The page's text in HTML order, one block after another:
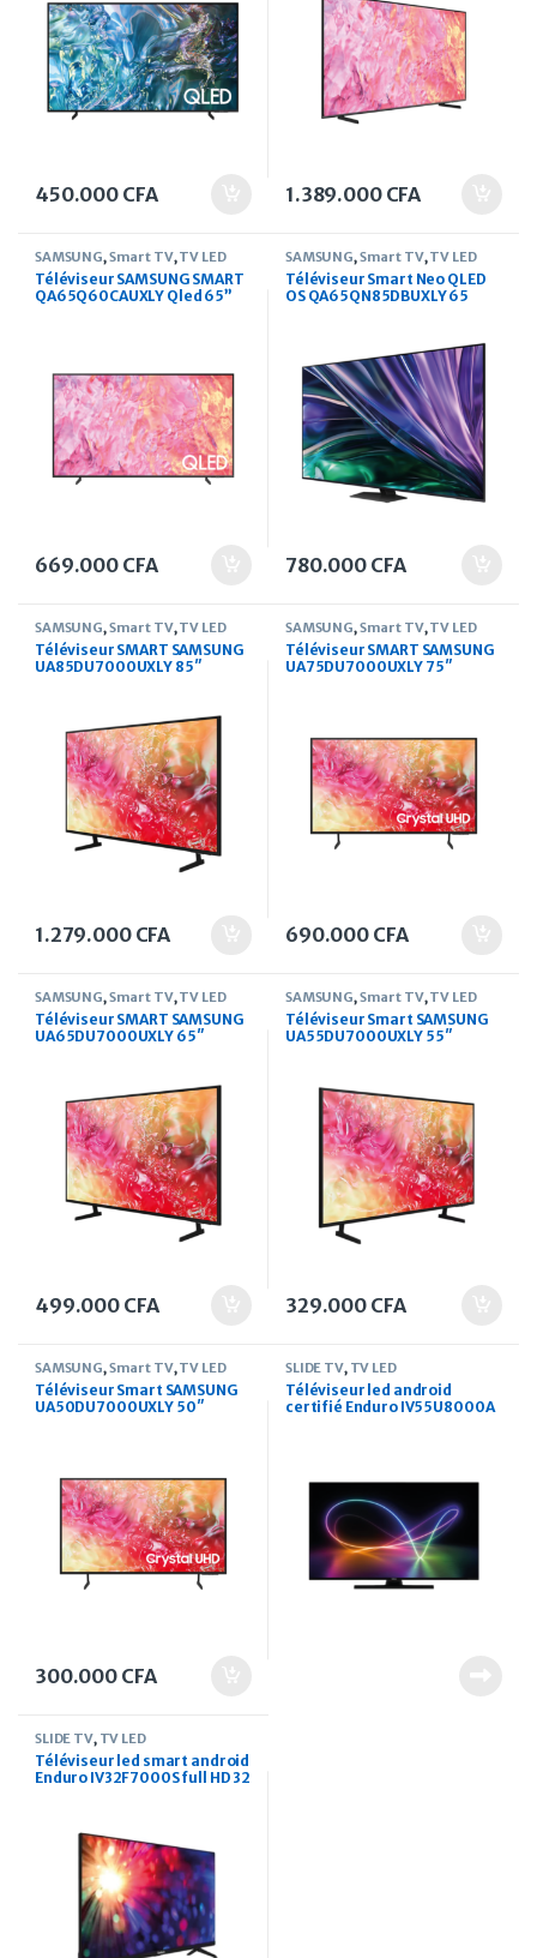
450.000 CFA 1.389.000 CFA
SAMSUNG,Smart TV,TV LED
Téléviseur SAMSUNG SMART
QA65Q60CAUXLY Qled 65”
669.000 CFA
SAMSUNG,Smart TV,TV LED
Téléviseur Smart Neo QLED
OS QA65QN85DBUXLY 65
780.000 CFA
SAMSUNG, Smart TV, TV LED
Téléviseur SMART SAMSUNG
UA85DU7000UXLY 85″
1.279.000 CFA
SAMSUNG, Smart TV, TV LED
Téléviseur SMART SAMSUNG
UA75DU7000UXLY 75″
690.000 CFA
SAMSUNG,Smart TV,TV LED
Téléviseur SMART SAMSUNG
UA65DU7000UXLY 65″
499.000 CFA
SAMSUNG,Smart TV,TV LED
Téléviseur Smart SAMSUNG
UA55DU7000UXLY 55″
329.000 CFA
SAMSUNG,Smart TV,TV LED
Téléviseur Smart SAMSUNG
UA50DU7000UXLY 50″
300.000 CFA
SLIDE TV, TV LED
Téléviseur led android
certifié Enduro IV55U8000A
SLIDE TV, TV LED
Téléviseur led smart android
Enduro IV32F7000S full HD 32